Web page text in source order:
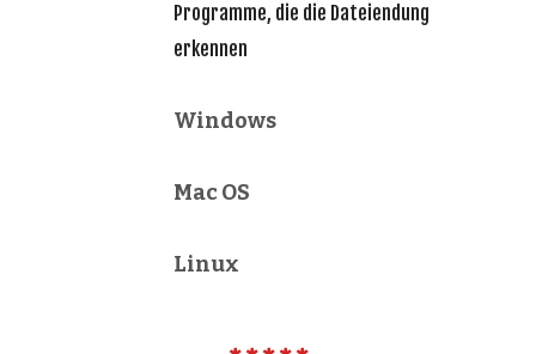
Programme, die die Dateiendung
erkennen
Windows
Mac OS
Linux